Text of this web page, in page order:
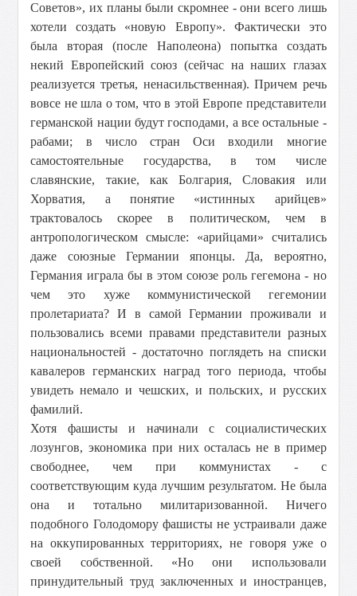
Советов», их планы были скромнее - они всего лишь
хотели создать «новую Европу». Фактически это
была вторая (после Наполеона) попытка создать
некий Европейский союз (сейчас на наших глазах
реализуется третья, ненасильственная). Причем речь
вовсе не шла о том, что в этой Европе представители
германской нации будут господами, а все остальные -
рабами; в число стран Оси входили многие
самостоятельные государства, в том числе
славянские, такие, как Болгария, Словакия или
Хорватия, а понятие «истинных арийцев»
трактовалось скорее в политическом, чем в
антропологическом смысле: «арийцами» считались
даже союзные Германии японцы. Да, вероятно,
Германия играла бы в этом союзе роль гегемона - но
чем это хуже коммунистической гегемонии
пролетариата? И в самой Германии проживали и
пользовались всеми правами представители разных
национальностей - достаточно поглядеть на списки
кавалеров германских наград того периода, чтобы
увидеть немало и чешских, и польских, и русских
фамилий.
Хотя фашисты и начинали с социалистических
лозунгов, экономика при них осталась не в пример
свободнее, чем при коммунистах - с
соответствующим куда лучшим результатом. Не была
она и тотально милитаризованной. Ничего
подобного Голодомору фашисты не устраивали даже
на оккупированных территориях, не говоря уже о
своей собственной. «Но они использовали
принудительный труд заключенных и иностранцев,